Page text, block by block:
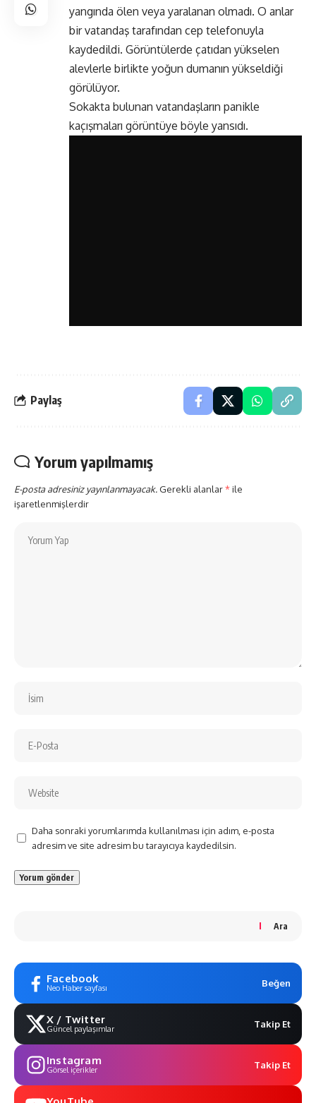
yangında ölen veya yaralanan olmadı. O anlar
bir vatandaş tarafından cep telefonuyla
kaydedildi. Görüntülerde çatıdan yükselen
alevlerle birlikte yoğun dumanın yükseldiği
görülüyor.
Sokakta bulunan vatandaşların panikle
kaçışmaları görüntüye böyle yansıdı.
Paylaş
Yorum yapılmamış
E-posta adresiniz yayınlanmayacak. Gerekli alanlar*ile
işaretlenmişlerdir
Daha sonraki yorumlarımda kullanılması için adım, e-posta
adresim ve site adresim bu tarayıcıya kaydedilsin.
Ara
Facebook
Neo Haber sayfası Beğen
X / Twitter
Güncel paylaşımlar Takip Et
Instagram
Görsel içerikler Takip Et